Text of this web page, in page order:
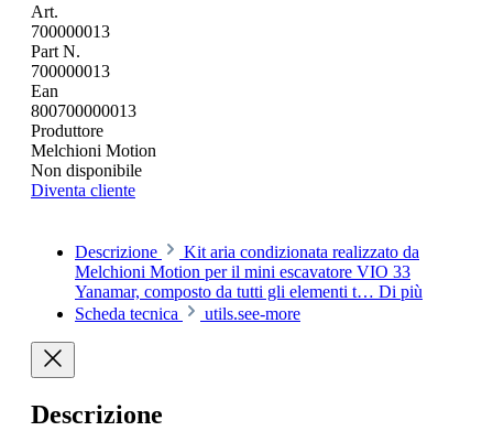
Art.
700000013
Part N.
700000013
Ean
800700000013
Produttore
Melchioni Motion
Non disponibile
Diventa cliente
Descrizione
Kit aria condizionata realizzato da
Melchioni Motion per il mini escavatore VIO 33
Yanamar, composto da tutti gli elementi t… Di più
Scheda tecnica
utils.see-more
Descrizione